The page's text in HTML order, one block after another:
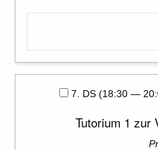
7. DS (18:30 —
Tutorium 1 zur